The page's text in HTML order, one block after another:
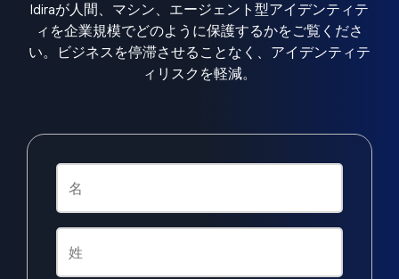
Idiraが人間、マシン、エージェント型アイデンティテ
ィを企業規模でどのように保護するかをご覧くださ
い。ビジネスを停滞させることなく、アイデンティテ
ィリスクを軽減。